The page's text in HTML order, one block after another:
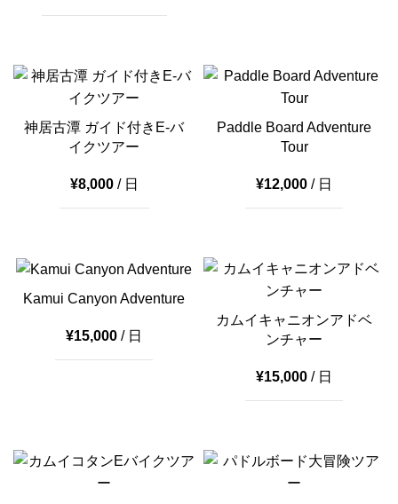
神居古潭 ガイド付きE-バ
イクツアー
¥8,000/ 日
Paddle Board Adventure
Tour
¥12,000 / 日
Kamui Canyon Adventure
¥15,000 / 日
カムイキャニオンアドベ
ンチャー
¥15,000 / 日